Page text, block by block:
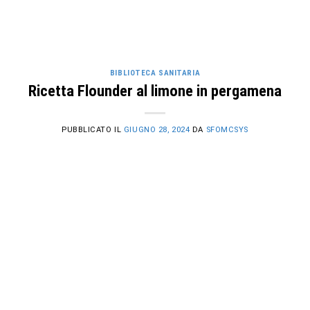
BIBLIOTECA SANITARIA
Ricetta Flounder al limone in pergamena
PUBBLICATO IL GIUGNO 28, 2024 DA SFOMCSYS